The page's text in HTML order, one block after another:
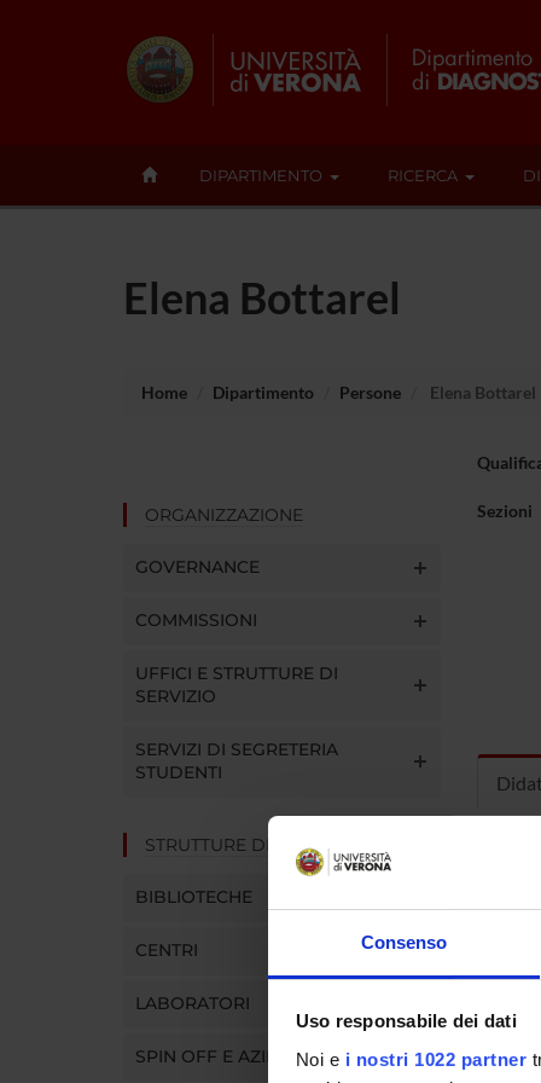
Consenso
Uso responsabile dei dati
Noi e i nostri 1022 partner
DIPARTIMENTO RICERCA
Elena Bottarel
Home Dipartimento Persone Elena Bottarel
ORGANIZZAZIONE
GOVERNANCE
COMMISSIONI
UFFICI E STRUTTURE DI
SERVIZIO
SERVIZI DI SEGRETERIA
STUDENTI
STRUTTURE DEL DIPARTIMENTO
BIBLIOTECHE
CENTRI
LABORATORI
SPIN OFF E AZIENDE
Sezioni